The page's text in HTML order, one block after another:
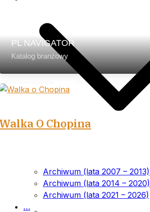
Archiwum (lata 2007 – 2013)
Archiwum (lata 2014 – 2020)
Archiwum (lata 2021 – 2026)
…
PL NAVIGATOR
Katalog branżowy
O Chopina